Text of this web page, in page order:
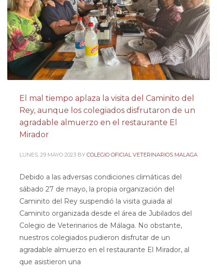
El mal tiempo aplaza la visita del Caminito del
Rey, aunque los colegiados disfrutaron de un
agradable almuerzo en el restaurante El
Mirador
LUNES, 29 MAYO 2023 BY COLEGIO OFICIAL VETERINARIOS MALAGA
Debido a las adversas condiciones climáticas del
sábado 27 de mayo, la propia organización del
Caminito del Rey suspendió la visita guiada al
Caminito organizada desde el área de Jubilados del
Colegio de Veterinarios de Málaga. No obstante,
nuestros colegiados pudieron disfrutar de un
agradable almuerzo en el restaurante El Mirador, al
que asistieron una